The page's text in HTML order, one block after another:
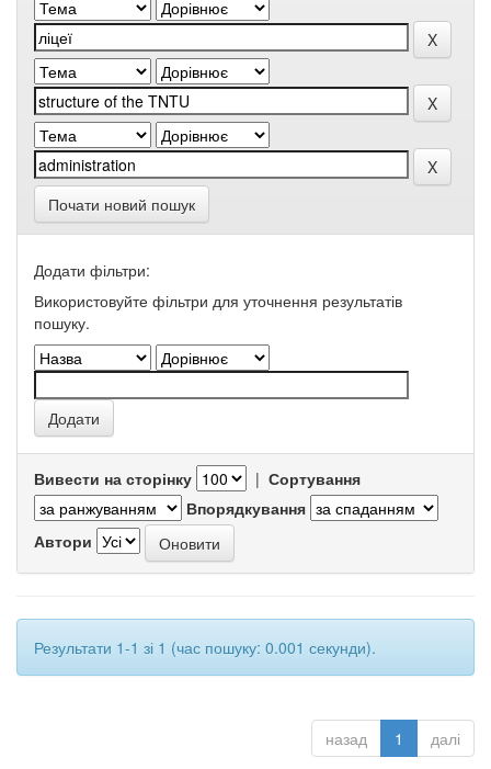
Почати новий пошук
Додати фільтри:
Використовуйте фільтри для уточнення результатів
пошуку.
Вивести на сторінку | Сортування
Впорядкування
Автори
Результати 1-1 зі 1 (час пошуку: 0.001 секунди).
назад 1 далі